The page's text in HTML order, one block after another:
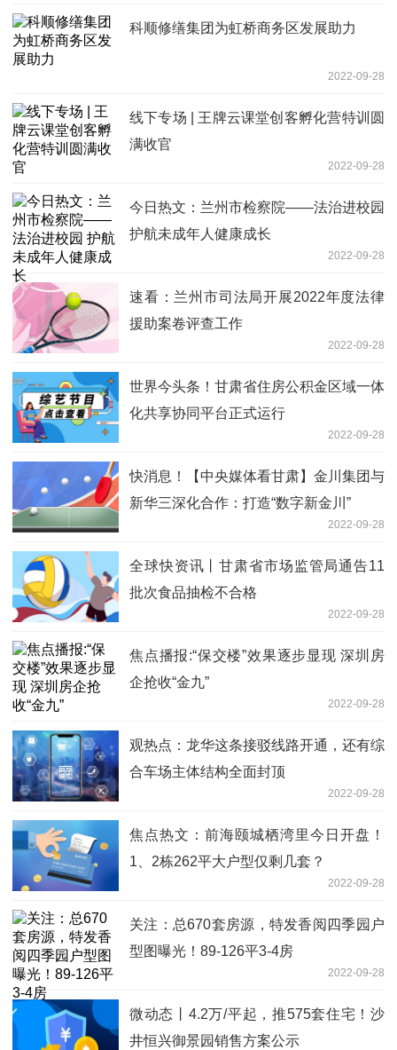
科顺修缮集团为虹桥商务区发展助力
2022-09-28
线下专场 | 王牌云课堂创客孵化营特训圆
满收官
2022-09-28
今日热文：兰州市检察院——法治进校园
护航未成年人健康成长
2022-09-28
速看：兰州市司法局开展2022年度法律
援助案卷评查工作
2022-09-28
世界今头条！甘肃省住房公积金区域一体
化共享协同平台正式运行
2022-09-28
快消息！【中央媒体看甘肃】金川集团与
新华三深化合作：打造“数字新金川”
2022-09-28
全球快资讯丨甘肃省市场监管局通告11
批次食品抽检不合格
2022-09-28
焦点播报:“保交楼”效果逐步显现 深圳房
企抢收“金九”
2022-09-28
观热点：龙华这条接驳线路开通，还有综
合车场主体结构全面封顶
2022-09-28
焦点热文：前海颐城栖湾里今日开盘！
1、2栋262平大户型仅剩几套？
2022-09-28
关注：总670套房源，特发香阅四季园户
型图曝光！89-126平3-4房
2022-09-28
微动态丨4.2万/平起，推575套住宅！沙
井恒兴御景园销售方案公示